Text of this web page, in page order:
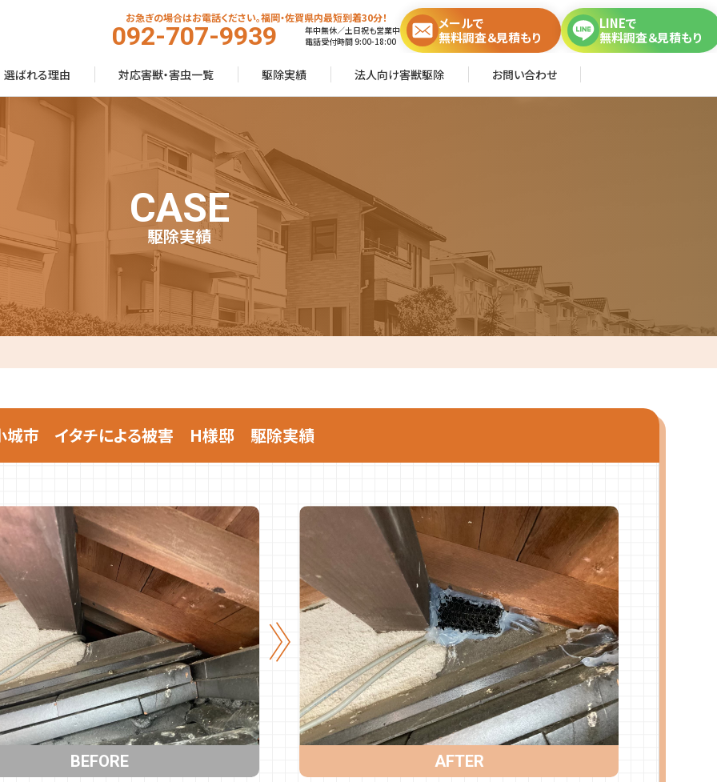
お急ぎの場合はお電話ください。福岡・佐賀県内最短到着30分！
092-707-9939
年中無休／土日祝も営業中
電話受付時間 9:00-18:00
メールで
無料調査＆見積もり
LINEで
無料調査＆見積もり
選ばれる理由 対応害獣・害虫一覧 駆除実績 法人向け害獣駆除 お問い合わせ
CASE
駆除実績
城市 イタチによる被害 H様邸 駆除実績
BEFORE AFTER